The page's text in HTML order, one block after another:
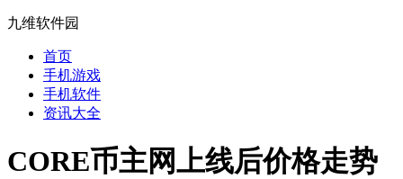
九维软件园
首页
手机游戏
手机软件
资讯大全
CORE币主网上线后价格走势